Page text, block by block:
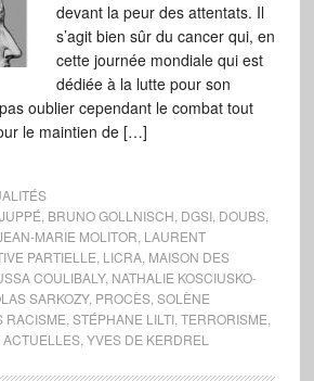
devant la peur des attentats. Il
s’agit bien sûr du cancer qui, en
cette journée mondiale qui est
dédiée à la lutte pour son
oublier cependant le combat tout
le maintien de […]
BRUNO GOLLNISCH DGSI, DOUBS,
MARIE MOLITOR LAURENT
PARTIELLE LICRA, MAISON DES
COULIBALY, NATHALIE KOSCIUSKO-
SARKOZY, PROCÈS, SOLÈNE
RACISME STÉPHANE LILTI, TERRORISME
, YVES DE KERDREL